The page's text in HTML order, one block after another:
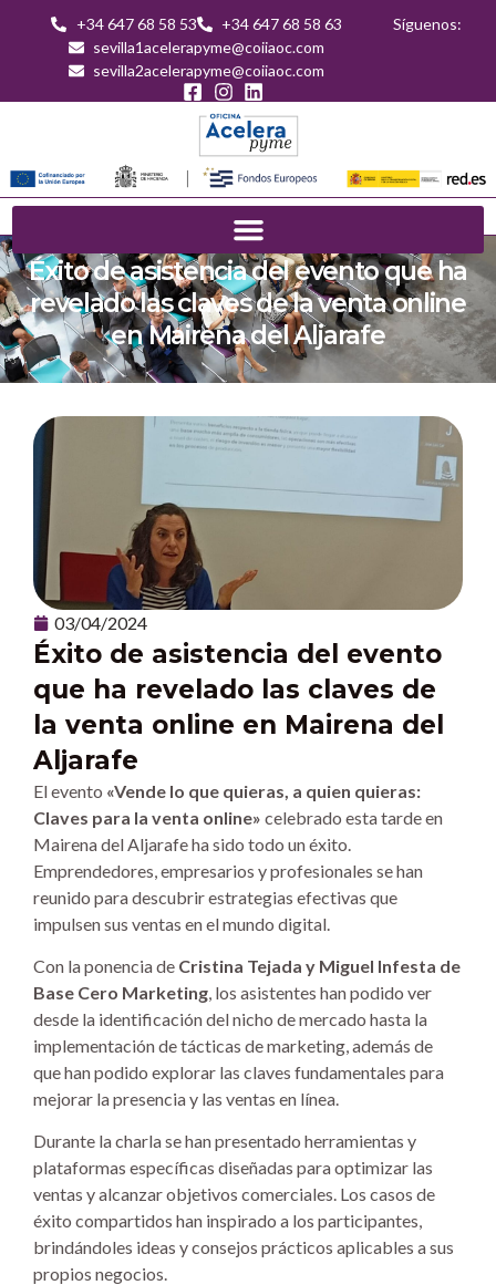
+34 647 68 58 53
+34 647 68 58 63
sevilla1acelerapyme@coiiaoc.com
sevilla2acelerapyme@coiiaoc.com
Síguenos:
Éxito de asistencia del evento que ha
revelado las claves de la venta online
en Mairena del Aljarafe
03/04/2024
Éxito de asistencia del evento
que ha revelado las claves de
la venta online en Mairena del
Aljarafe
El evento «Vende lo que quieras, a quien quieras:
Claves para la venta online» celebrado esta tarde en
Mairena del Aljarafe ha sido todo un éxito.
Emprendedores, empresarios y profesionales se han
reunido para descubrir estrategias efectivas que
impulsen sus ventas en el mundo digital.
Con la ponencia de Cristina Tejada y Miguel Infesta de
Base Cero Marketing, los asistentes han podido ver
desde la identificación del nicho de mercado hasta la
implementación de tácticas de marketing, además de
que han podido explorar las claves fundamentales para
mejorar la presencia y las ventas en línea.
Durante la charla se han presentado herramientas y
plataformas específicas diseñadas para optimizar las
ventas y alcanzar objetivos comerciales. Los casos de
éxito compartidos han inspirado a los participantes,
brindándoles ideas y consejos prácticos aplicables a sus
propios negocios.